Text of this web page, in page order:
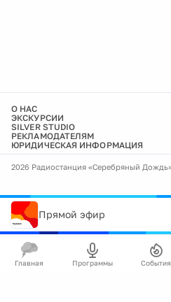
О НАС
ЭКСКУРСИИ
SILVER STUDIO
РЕКЛАМОДАТЕЛЯМ
ЮРИДИЧЕСКАЯ ИНФОРМАЦИЯ
2026 Радиостанция «Серебряный
Прямой эфир
Главная Программы События